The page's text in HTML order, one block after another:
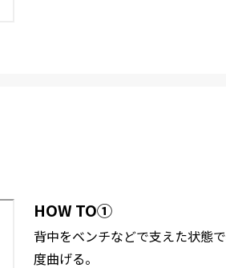
HOW TO①
背中をベンチなどで支えた状態
度曲げる。